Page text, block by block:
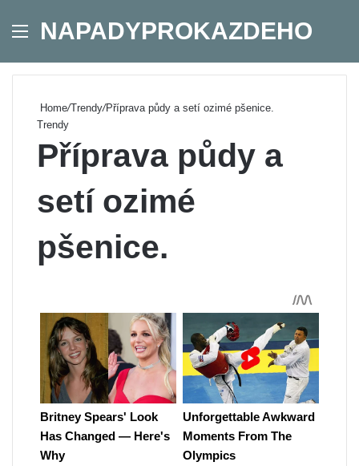
Menu
NAPADYPROKAZDEHO
Home/Trendy/Příprava půdy a setí ozimé pšenice.
Trendy
Příprava půdy a
setí ozimé
pšenice.